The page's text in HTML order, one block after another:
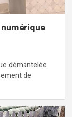
démantelée
de